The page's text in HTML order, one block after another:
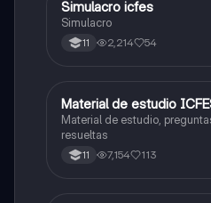
ICFES: Lectura Crítica
Simulacro icfes
Simulacro
11 2,214 54
ICFES: Matemáticas
Material de estudio
Material de estudio,
resueltas
11 7,154 113